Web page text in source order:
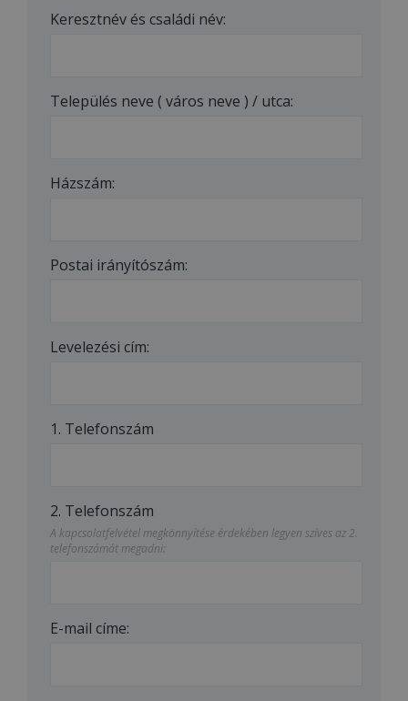
Keresztnév és családi név:
Település neve ( város neve ) / utca:
Házszám:
Postai irányítószám:
Levelezési cím:
1. Telefonszám
2. Telefonszám
A kapcsolatfelvétel megkönnyítése érdekében legyen szíves az 2.
telefonszámát megadni:
E-mail címe: